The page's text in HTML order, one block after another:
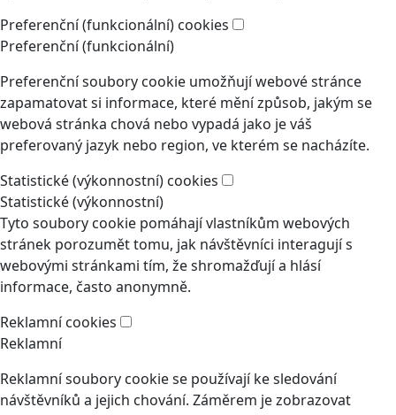
Preferenční (funkcionální) cookies
Preferenční (funkcionální)
Preferenční soubory cookie umožňují webové stránce
zapamatovat si informace, které mění způsob, jakým se
webová stránka chová nebo vypadá jako je váš
preferovaný jazyk nebo region, ve kterém se nacházíte.
Statistické (výkonnostní) cookies
Statistické (výkonnostní)
Tyto soubory cookie pomáhají vlastníkům webových
stránek porozumět tomu, jak návštěvníci interagují s
webovými stránkami tím, že shromažďují a hlásí
informace, často anonymně.
Reklamní cookies
Reklamní
Reklamní soubory cookie se používají ke sledování
návštěvníků a jejich chování. Záměrem je zobrazovat